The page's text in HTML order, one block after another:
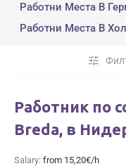
Работни Места В
Работни Места В
tune
Работник по
Breda, в
Salary: from 15,20€/h